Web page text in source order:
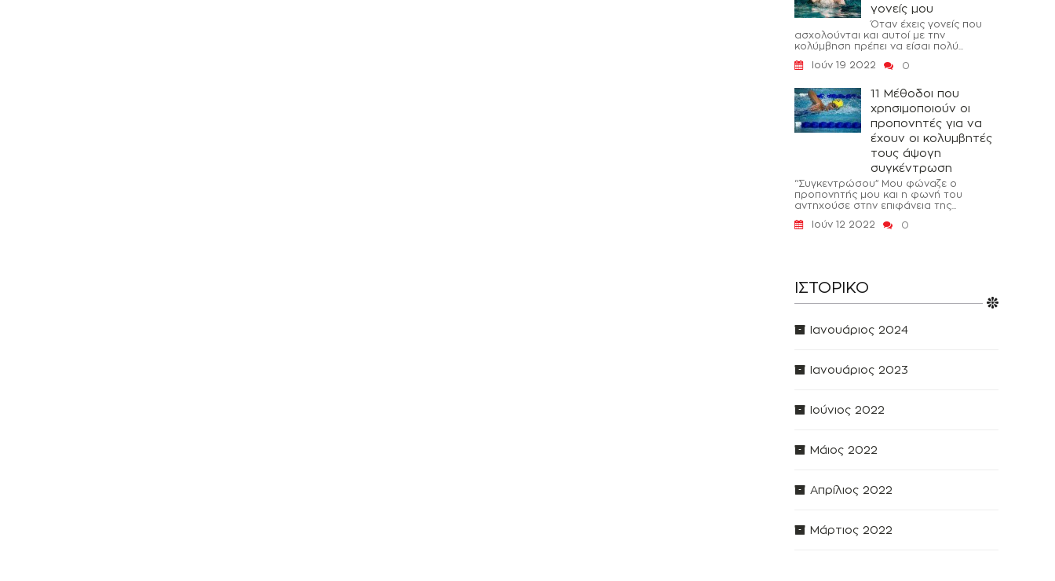
γονείς μου
Όταν έχεις γονείς που
ασχολούνται και αυτοί με την
κολύμβηση πρέπει να είσαι πολύ...
Ιούν 19 2022
0
11 Μέθοδοι που
χρησιμοποιούν οι
προπονητές για να
έχουν οι κολυμβητές
τους άψογη
συγκέντρωση
‘’Συγκεντρώσου’’ Μου φώναζε ο
προπονητής μου και η φωνή του
αντηχούσε στην επιφάνεια της...
Ιούν 12 2022
0
ΙΣΤΟΡΙΚΌ
Ιανουάριος 2024
Ιανουάριος 2023
Ιούνιος 2022
Μάιος 2022
Απρίλιος 2022
Μάρτιος 2022